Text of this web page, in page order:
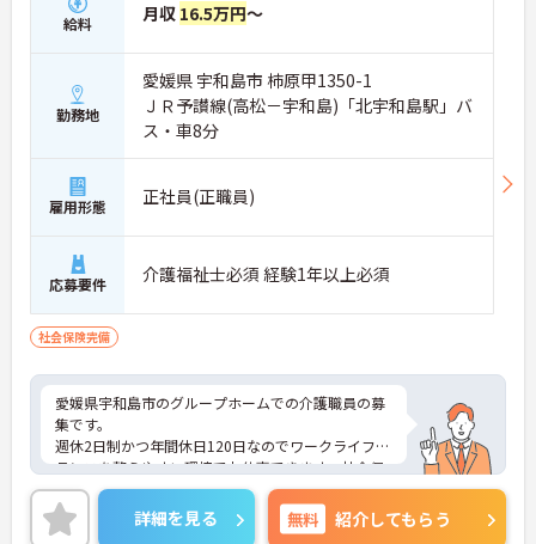
給料 月収 16.5万円～
勤務地
愛媛県 宇和島市 柿原甲1350-1
ＪＲ予讃線(高松－宇和島)「北宇和島駅」バ
ス・車8分
雇用形態 正社員(正職員)
応募要件 介護福祉士必須 経験1年以上必須
社会保険完備
愛媛県宇和島市のグループホームでの介護職員の募
集です。
週休2日制かつ年間休日120日なのでワークライフバ
ランスを整えやすい環境でお仕事できます。社会保
険完備のため生活も安心！
ご興味のある方は、面接のポイントをお伝えします
のでお気軽にお問い合せください。
詳細を見る 無料 紹介してもらう